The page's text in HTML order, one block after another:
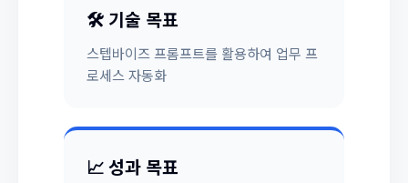
🛠 기술 목표
스텝바이즈 프롬프트를 활용하여 업무 프
로세스 자동화
📈 성과 목표